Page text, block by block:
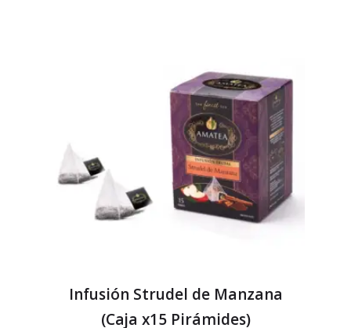
Infusión Strudel de Manzana
(Caja x15 Pirámides)